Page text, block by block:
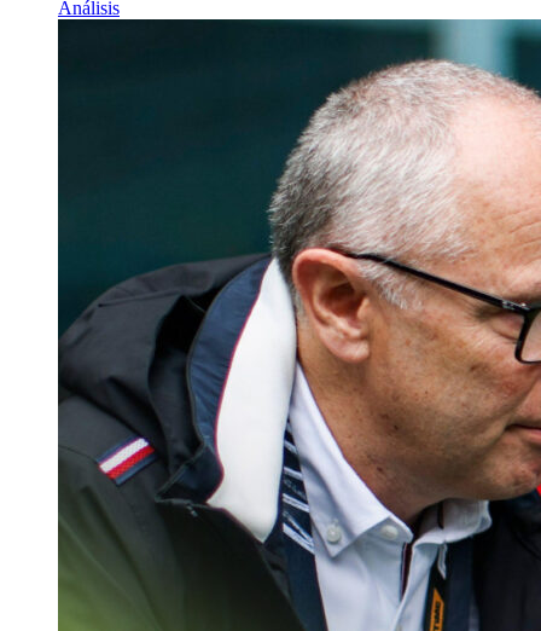
Análisis